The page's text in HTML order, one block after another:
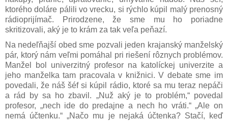
ktorého doláre pálili vo vrecku, si rýchlo kúpil malý prenosný
rádioprijímač. Prirodzene, že sme mu ho poriadne
skritizovali, aký je to krám za tak veľa peňazí.
Na nedeľňajší obed sme pozvali jeden krajanský manželský
pár, ktorý nám veľmi pomáhal pri riešení rôznych problémov.
Manžel bol univerzitný profesor na katolíckej univerzite a
jeho manželka tam pracovala v knižnici. V debate sme im
povedali, že náš šéf si kúpil rádio, ktoré sa mu teraz nepáči
a rád by sa ho zbavil. „Nuž aký je to problém,“ povedal
profesor, „nech ide do predajne a nech ho vráti.“ „Ale on
nemá účtenku.“ „Načo mu je nejaká účtenka? Stačí, keď